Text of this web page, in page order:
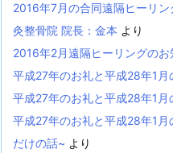
2016年7月の合同遠隔ヒーリン
灸整骨院 院長：金本 より
2016年2月遠隔ヒーリングのお
平成27年のお礼と平成28年1月
平成27年のお礼と平成28年1月
平成27年のお礼と平成28年1月
だけの話~ より